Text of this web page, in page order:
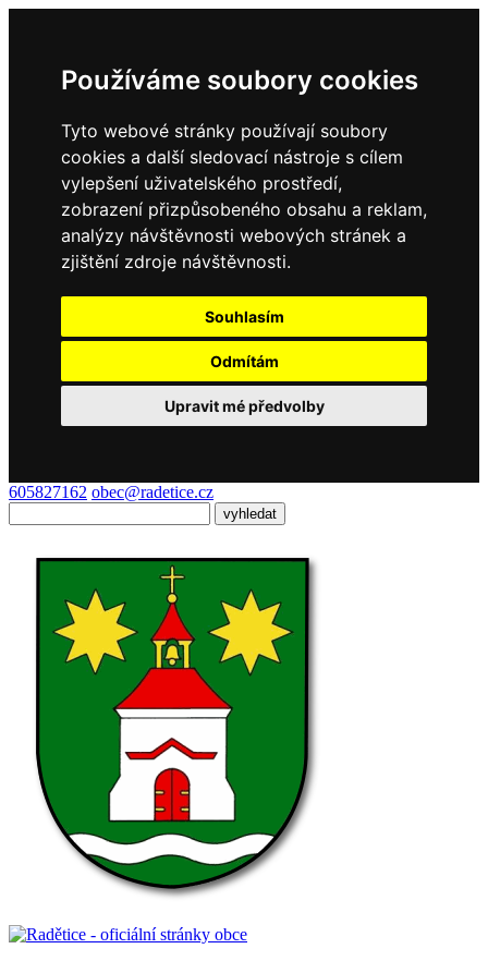
Používáme soubory cookies
Tyto webové stránky používají soubory
cookies a další sledovací nástroje s cílem
vylepšení uživatelského prostředí,
zobrazení přizpůsobeného obsahu a reklam,
analýzy návštěvnosti webových stránek a
zjištění zdroje návštěvnosti.
Souhlasím
Odmítám
Upravit mé předvolby
605827162 obec@radetice.cz